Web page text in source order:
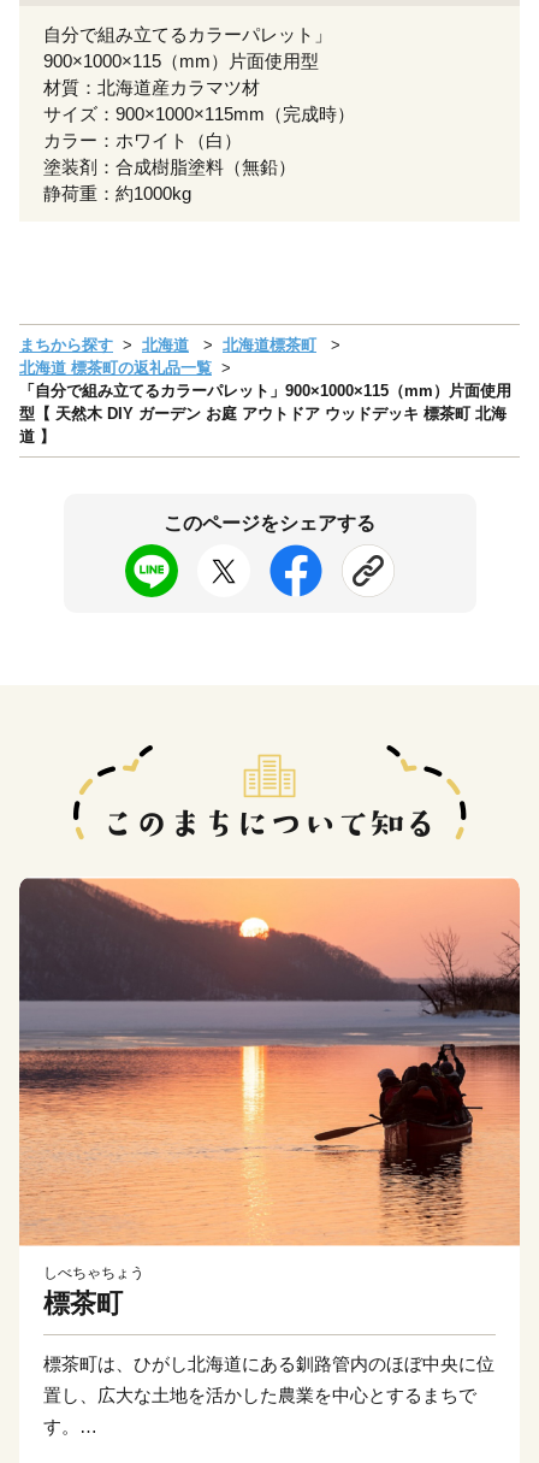
自分で組み立てるカラーパレット」
900×1000×115（mm）片面使用型
材質：北海道産カラマツ材
サイズ：900×1000×115mm（完成時）
カラー：ホワイト（白）
塗装剤：合成樹脂塗料（無鉛）
静荷重：約1000kg
まちから探す 北海道
北海道標茶町
北海道 標茶町の返礼品一覧
「自分で組み立てるカラーパレット」900×1000×115（mm）片面使用
型【 天然木 DIY ガーデン お庭 アウトドア ウッドデッキ 標茶町 北海
道 】
このページをシェアする
しべちゃちょう
標茶町
標茶町は、ひがし北海道にある釧路管内のほぼ中央に位
置し、広大な土地を活かした農業を中心とするまちで
す。